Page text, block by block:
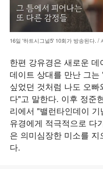
16일 '하트시그널5' 10회가 방송된다. /
한편 강유경은 새로운
데이트 상대를 만난 그
싶었던 것처럼 나도 오
다"고 말한다. 이후 정준
리에서 "밸런타인데이
유경에게 적극적으로 다
은 의미심장한 미소를
다.